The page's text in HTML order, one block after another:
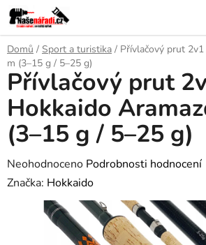
Přejít
na
obsah
Domů / Sport a turistika / Přívlačový prut
m (3–15 g / 5–25 g)
Přívlačový prut
Hokkaido
(3–15 g / 5–25 g)
Průměrné
hodnocení
produktu
Neohodnoceno Podrobnosti hodnocení
Značka: Hokkaido